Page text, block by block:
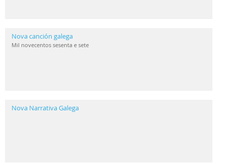
Nova canción galega
Mil novecentos sesenta e sete
Nova Narrativa Galega